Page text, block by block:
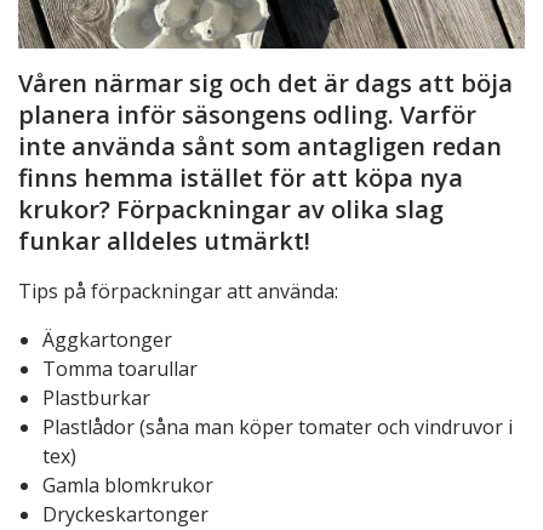
Våren närmar sig och det är dags att böja
planera inför säsongens odling. Varför
inte använda sånt som antagligen redan
finns hemma istället för att köpa nya
krukor? Förpackningar av olika slag
funkar alldeles utmärkt!
Tips på förpackningar att använda:
Äggkartonger
Tomma toarullar
Plastburkar
Plastlådor (såna man köper tomater och vindruvor i
tex)
Gamla blomkrukor
Dryckeskartonger